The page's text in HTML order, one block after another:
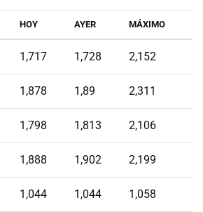
HOY AYER MÁXIMO
1,717 1,728 2,152
1,878 1,89 2,311
1,798 1,813 2,106
1,888 1,902 2,199
1,044 1,044 1,058